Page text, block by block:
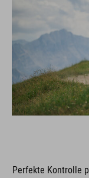
Perfekte Kontrolle